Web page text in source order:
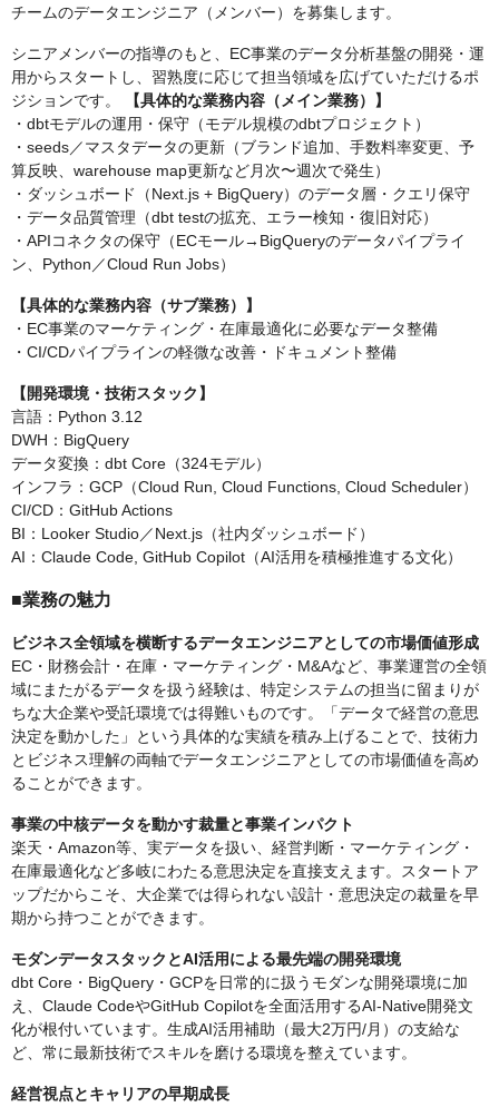
チームのデータエンジニア（メンバー）を募集します。
シニアメンバーの指導のもと、EC事業のデータ分析基盤の開発・運
用からスタートし、習熟度に応じて担当領域を広げていただけるポ
ジションです。
【具体的な業務内容（メイン業務）】
・dbtモデルの運用・保守（モデル規模のdbtプロジェクト）
・seeds／マスタデータの更新（ブランド追加、手数料率変更、予
算反映、warehouse map更新など月次〜週次で発生）
・ダッシュボード（Next.js + BigQuery）のデータ層・クエリ保守
・データ品質管理（dbt testの拡充、エラー検知・復旧対応）
・APIコネクタの保守（ECモール→BigQueryのデータパイプライ
ン、Python／Cloud Run Jobs）
【具体的な業務内容（サブ業務）】
・EC事業のマーケティング・在庫最適化に必要なデータ整備
・CI/CDパイプラインの軽微な改善・ドキュメント整備
【開発環境・技術スタック】
言語：Python 3.12
DWH：BigQuery
データ変換：dbt Core（324モデル）
インフラ：GCP（Cloud Run, Cloud Functions, Cloud Scheduler）
CI/CD：GitHub Actions
BI：Looker Studio／Next.js（社内ダッシュボード）
AI：Claude Code, GitHub Copilot（AI活用を積極推進する文化）
■業務の魅力
ビジネス全領域を横断するデータエンジニアとしての市場価値形成
EC・財務会計・在庫・マーケティング・M&Aなど、事業運営の全領
域にまたがるデータを扱う経験は、特定システムの担当に留まりが
ちな大企業や受託環境では得難いものです。「データで経営の意思
決定を動かした」という具体的な実績を積み上げることで、技術力
とビジネス理解の両軸でデータエンジニアとしての市場価値を高め
ることができます。
事業の中核データを動かす裁量と事業インパクト
楽天・Amazon等、実データを扱い、経営判断・マーケティング・
在庫最適化など多岐にわたる意思決定を直接支えます。スタートア
ップだからこそ、大企業では得られない設計・意思決定の裁量を早
期から持つことができます。
モダンデータスタックとAI活用による最先端の開発環境
dbt Core・BigQuery・GCPを日常的に扱うモダンな開発環境に加
え、Claude CodeやGitHub Copilotを全面活用するAI-Native開発文
化が根付いています。生成AI活用補助（最大2万円/月）の支給な
ど、常に最新技術でスキルを磨ける環境を整えています。
経営視点とキャリアの早期成長